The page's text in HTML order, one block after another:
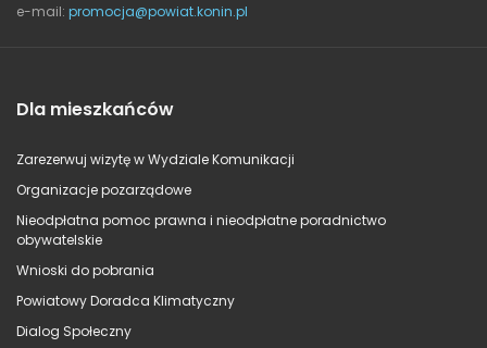
e-mail: promocja@powiat.konin.pl
Dla mieszkańców
Zarezerwuj wizytę w Wydziale Komunikacji
Organizacje pozarządowe
Nieodpłatna pomoc prawna i nieodpłatne poradnictwo
obywatelskie
Wnioski do pobrania
Powiatowy Doradca Klimatyczny
Dialog Społeczny